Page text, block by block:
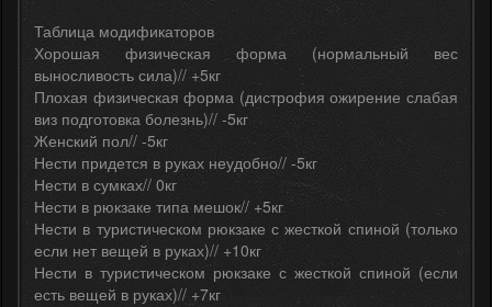
Таблица модификаторов
Хорошая физическая форма (нормальный вес
выносливость сила)// +5кг
Плохая физическая форма (дистрофия ожирение слабая
виз подготовка болезнь)// -5кг
Женский пол// -5кг
Нести придется в руках неудобно// -5кг
Нести в сумках// 0кг
Нести в рюкзаке типа мешок// +5кг
Нести в туристическом рюкзаке с жесткой спиной (только
если нет вещей в руках)// +10кг
Нести в туристическом рюкзаке с жесткой спиной (если
есть вещей в руках)// +7кг